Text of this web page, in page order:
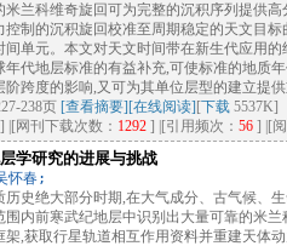
米兰科维奇旋回可为完整的沉积序列提供
控制的沉积旋回校准至周期稳定的天文目
单元。本文对天文时间带在新生代应用
年代地层标准的有益补充,可使标准的地质
跨度的影响,又可为其单位层型的建立提供
238页 [查看摘要][在线阅读] [下载 5537K]
] |[网刊下载次数： 1292 ] |[引用频次： 56 ] |[
学研究的进展与挑战
怀春;
历史绝大部分时期,在大气成分、古气候、
围内前寒武纪地层中识别出大量可靠的米
架,获取行星轨道相互作用资料并重建天体